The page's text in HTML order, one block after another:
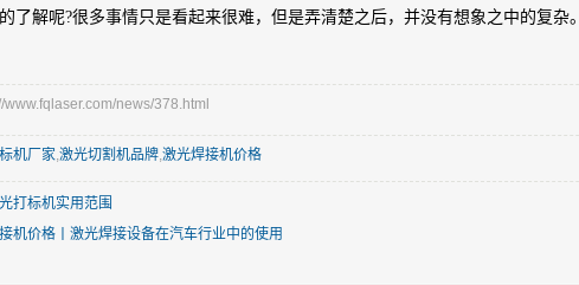
了解呢?很多事情只是看起来很难，但是弄清楚之后，并没有想象之中的复杂。
news/378.html
机厂家,激光切割机品牌,激光焊接机价格
打标机实用范围
机价格丨激光焊接设备在汽车行业中的使用